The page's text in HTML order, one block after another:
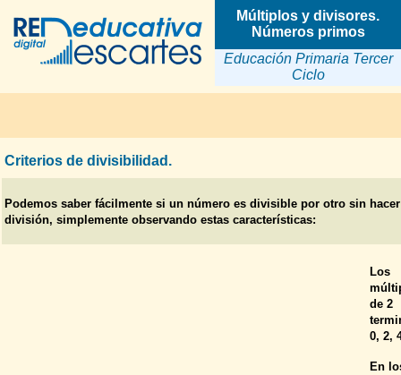
Múltiplos y divisores.
Números primos
Educación Primaria Tercer
Ciclo
Criterios de divisibilidad.
Podemos saber fácilmente si un número es divisible por otro sin
división, simplemente observando estas características:
Los
de 2
0, 2,
En